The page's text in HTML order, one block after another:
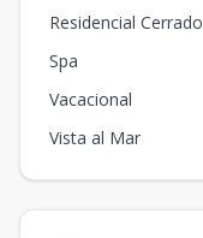
Residencial Cerrado
Spa
Vacacional
Vista al Mar